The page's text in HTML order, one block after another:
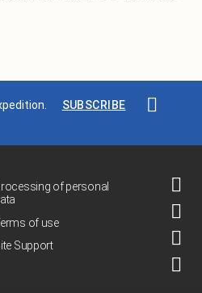
SUBSCRIBE
of personal
of use
Support